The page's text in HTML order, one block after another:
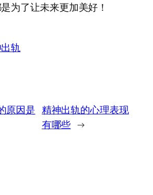
为了让未来更加美好！
轨
原因是 精神出轨的心理表现
有哪些 →